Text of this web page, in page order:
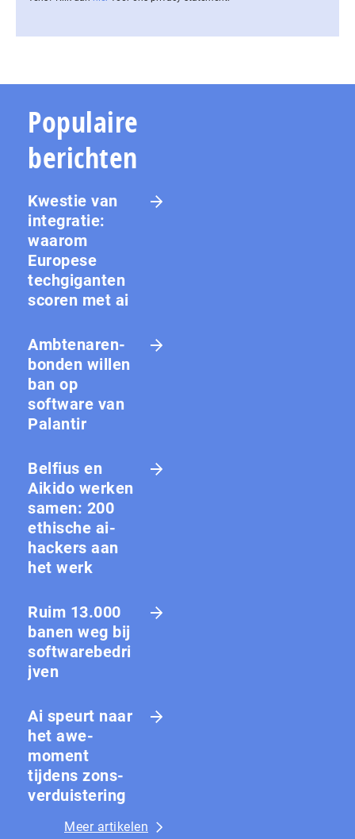
Populaire
berichten
Kwestie van
integratie:
waarom
Europese
techgiganten
scoren met ai
Amb­te­na­ren­
bon­den willen
ban op
software van
Palantir
Belfius en
Aikido werken
samen: 200
ethische ai-
hackers aan
het werk
Ruim 13.000
banen weg bij
softwarebedri
jven
Ai speurt naar
het awe-
moment
tijdens zons­
ver­duis­te­ring
Meer artikelen